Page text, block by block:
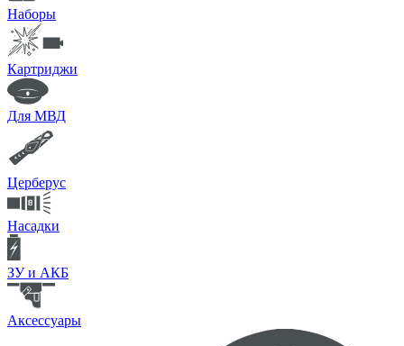
Наборы
Картриджи
Для МВД
Церберус
Насадки
ЗУ и АКБ
Аксессуары